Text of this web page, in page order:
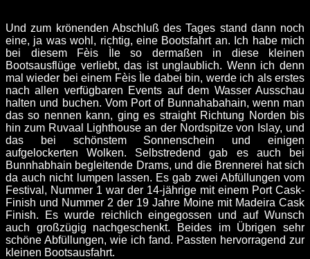
Und zum krönenden Abschluß des Tages stand dann noch
eine, ja was wohl, richtig, eine Bootsfahrt an. Ich habe mich
bei diesem Fèis Ìle so dermaßen in diese kleinen
Bootsausflüge verliebt, das ist unglaublich. Wenn ich denn
mal wieder bei einem Fèis Ìle dabei bin, werde ich als erstes
nach allen verfügbaren Events auf dem Wasser Ausschau
halten und buchen. Vom Port of Bunnahabahain, wenn man
das so nennen kann, ging es straight Richtung Norden bis
hin zum Ruvaal Lighthouse an der Nordspitze von Islay, und
das bei schönstem Sonnenschein und einigen
aufgelockerten Wolken. Selbstredend gab es auch bei
Bunnhabhain begleitende Drams, und die Brennerei hat sich
da auch nicht lumpen lassen. Es gab zwei Abfüllungen vom
Festival, Nummer 1 war der 14-jährige mit einem Port Cask-
Finish und Nummer 2 der 19 Jahre Moine mit Madeira Cask
Finish. Es wurde reichlich eingegossen und auf Wunsch
auch großzügig nachgeschenkt. Beides im Übrigen sehr
schöne Abfüllungen, wie ich fand. Passten hervorragend zur
kleinen Bootsausfahrt.